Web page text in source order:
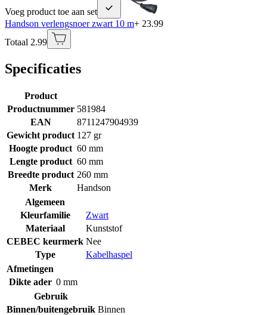
Voeg product toe aan set
Handson verlengsnoer zwart 10 m+ 23.99
Totaal 2.99
Specificaties
Product
Productnummer 581984
EAN
8711247904939
Gewicht product 127 gr
Hoogte product 60 mm
Lengte product 60 mm
Breedte product 260 mm
Merk
Handson
Algemeen
Kleurfamilie
Zwart
Materiaal
Kunststof
CEBEC keurmerk Nee
Type
Kabelhaspel
Afmetingen
Dikte ader 0 mm
Gebruik
Binnen/buitengebruik Binnen